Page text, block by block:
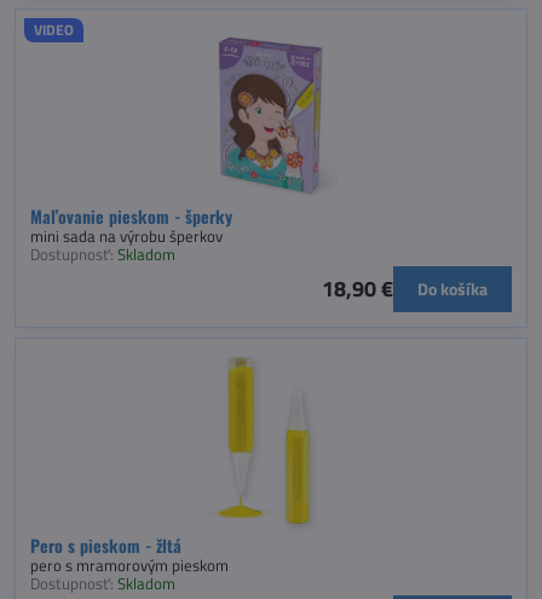
Maľovanie pieskom - šperky
VIDEO
mini sada na výrobu šperkov
Dostupnosť: Skladom
18,90 € Do košíka
Pero s pieskom - žltá
pero s mramorovým pieskom
Dostupnosť: Skladom